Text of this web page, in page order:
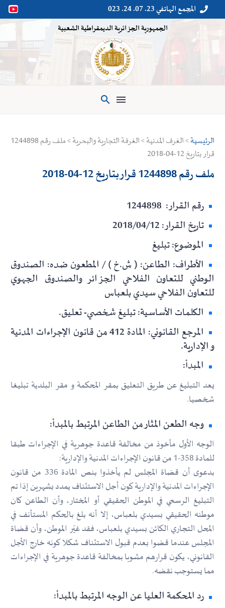

 المجمع الهاتفي 23. 07. 24. 023
الجمهورية الجزائرية الديمقراطية الشعبية

الرئيسية
> الغرف المدنية > الغرفة التجارية والبحرية > ملف رقم 1244898
قرار بتاريخ 12-04-2018
ملف رقم 1244898 قرار بتاريخ 12-04-2018
رقم القرار: 1244898
تاريخ القرار: 2018/04/12
الموضوع: تبليغ
الأطراف: الطاعن: ( ش.خ ) / المطعون ضده: الصندوق
الوطني للتعاون الفلاحي الجزائر والصندوق الجهوي
للتعاون الفلاحي سيدي بلعباس
الكلمات الأساسية: تبليغ شخصي- تعليق.
المرجع القانوني: المادة 412 من قانون الإجراءات المدنية
و الإدارية.
المبدأ:
يعد التبليغ عن طريق التعليق بمقر المحكمة و مقر البلدية تبليغا
شخصيا.
وجه الطعن المثار من الطاعن المرتبط بالمبدأ:
الوجه الأول مأخوذ من مخالفة قاعدة جوهرية في الإجراءات طبقا
للمادة 358-1 من قانون الإجراءات المدنية والإدارية:
بدعوى أن قضاة المجلس لم يأخذوا بنص المادة 336 من قانون
الإجراءات المدنية والإدارية كون أجل الاستئناف يمدد بشهرين إذا تم
التبليغ الرسمي في الموطن الحقيقي أو المختار، وأن الطاعن كان
موطنه الحقيقي بسيدي بلعباس، إلا أنه بلغ بالحكم المستأنف في
المحل التجاري الكائن بسيدي بلعباس، فقد غيّر الموطن، وأن قضاة
المجلس عندما قضوا بعدم قبول الاستئناف شكلا كونه خارج الأجل
القانوني، يكون قرارهم مشوبا بمخالفة قاعدة جوهرية في الإجراءات
مما يستوجب نقضه.
رد المحكمة العليا عن الوجه المرتبط بالمبدأ: